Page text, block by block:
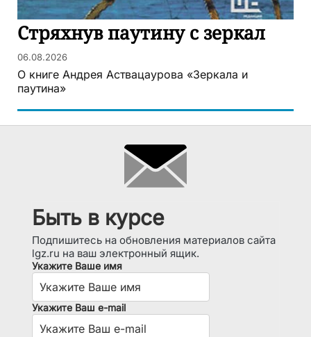
Стряхнув паутину с зеркал
06.08.2026
О книге Андрея Аствацаурова «Зеркала и
паутина»
Быть в курсе
Подпишитесь на обновления материалов сайта
lgz.ru на ваш электронный ящик.
Укажите Ваше имя
Укажите Ваш e-mail